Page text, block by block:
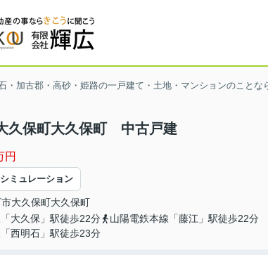
・加古郡・高砂・姫路の一戸建て・土地・マンションのことな
久保町大久保町 中古戸建
円
ミュレーション
大久保町大久保町
大久保」駅徒歩22分
山陽電鉄本線「藤江」駅徒歩22分
西明石」駅徒歩23分